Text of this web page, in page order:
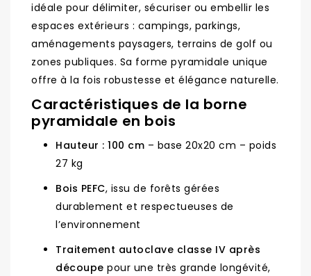
idéale pour délimiter, sécuriser ou embellir les
espaces extérieurs : campings, parkings,
aménagements paysagers, terrains de golf ou
zones publiques. Sa forme pyramidale unique
offre à la fois robustesse et élégance naturelle.
Caractéristiques de la borne
pyramidale en bois
Hauteur : 100 cm – base 20x20 cm – poids
27 kg
Bois PEFC, issu de forêts gérées
durablement et respectueuses de
l’environnement
Traitement autoclave classe IV après
découpe pour une très grande longévité,